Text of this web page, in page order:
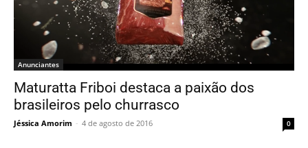
Anunciantes
Maturatta Friboi destaca a paixão dos
brasileiros pelo churrasco
Jéssica Amorim - 4 de agosto de 2016 0